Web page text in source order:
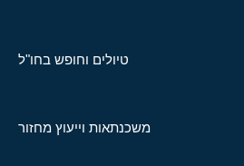
טיולים וחופש בחו"ל
משכנתאות וייעוץ מחזור